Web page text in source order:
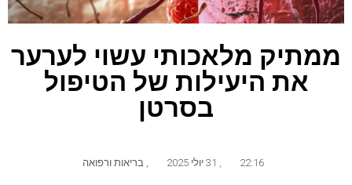
ממתיק מלאכותי עשוי לערער
את היעילות של הטיפול
בסרטן
22:16 בריאות ורפואה